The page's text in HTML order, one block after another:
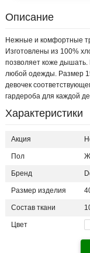
Описание
Нежные и комфортные
Изготовлены из 100%
позволяет коже
любой одежды. Размер
девочек
гардероба для каждой
Характеристики
Акция
Пол
Бренд
Размер изделия
Состав ткани
Цвет